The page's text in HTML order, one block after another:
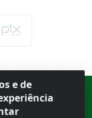
e de
·BR
· CEP